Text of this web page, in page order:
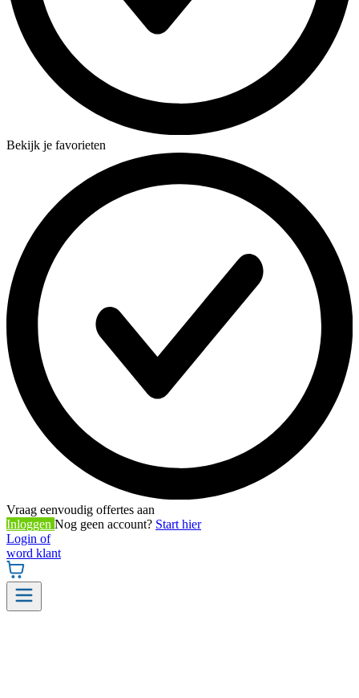
Bekijk je favorieten
Vraag eenvoudig offertes aan
Inloggen Nog geen account? Start hier
Login of
word klant